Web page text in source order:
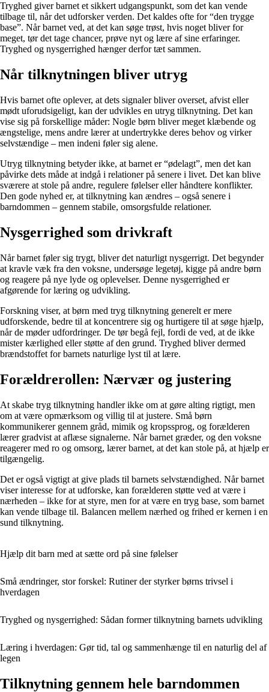
Tryghed giver barnet et sikkert udgangspunkt, som det kan vende
tilbage til, når det udforsker verden. Det kaldes ofte for “den trygge
base”. Når barnet ved, at det kan søge trøst, hvis noget bliver for
meget, tør det tage chancer, prøve nyt og lære af sine erfaringer.
Tryghed og nysgerrighed hænger derfor tæt sammen.
Når tilknytningen bliver utryg
Hvis barnet ofte oplever, at dets signaler bliver overset, afvist eller
mødt uforudsigeligt, kan der udvikles en utryg tilknytning. Det kan
vise sig på forskellige måder: Nogle børn bliver meget klæbende og
ængstelige, mens andre lærer at undertrykke deres behov og virker
selvstændige – men indeni føler sig alene.
Utryg tilknytning betyder ikke, at barnet er “ødelagt”, men det kan
påvirke dets måde at indgå i relationer på senere i livet. Det kan blive
sværere at stole på andre, regulere følelser eller håndtere konflikter.
Den gode nyhed er, at tilknytning kan ændres – også senere i
barndommen – gennem stabile, omsorgsfulde relationer.
Nysgerrighed som drivkraft
Når barnet føler sig trygt, bliver det naturligt nysgerrigt. Det begynder
at kravle væk fra den voksne, undersøge legetøj, kigge på andre børn
og reagere på nye lyde og oplevelser. Denne nysgerrighed er
afgørende for læring og udvikling.
Forskning viser, at børn med tryg tilknytning generelt er mere
udforskende, bedre til at koncentrere sig og hurtigere til at søge hjælp,
når de møder udfordringer. De tør begå fejl, fordi de ved, at de ikke
mister kærlighed eller støtte af den grund. Tryghed bliver dermed
brændstoffet for barnets naturlige lyst til at lære.
Forældrerollen: Nærvær og justering
At skabe tryg tilknytning handler ikke om at gøre alting rigtigt, men
om at være opmærksom og villig til at justere. Små børn
kommunikerer gennem gråd, mimik og kropssprog, og forælderen
lærer gradvist at aflæse signalerne. Når barnet græder, og den voksne
reagerer med ro og omsorg, lærer barnet, at det kan stole på, at hjælp er
tilgængelig.
Det er også vigtigt at give plads til barnets selvstændighed. Når barnet
viser interesse for at udforske, kan forælderen støtte ved at være i
nærheden – ikke for at styre, men for at være en tryg base, som barnet
kan vende tilbage til. Balancen mellem nærhed og frihed er kernen i en
sund tilknytning.
Hjælp dit barn med at sætte ord på sine følelser
Små ændringer, stor forskel: Rutiner der styrker børns trivsel i
hverdagen
Tryghed og nysgerrighed: Sådan former tilknytning barnets udvikling
Læring i hverdagen: Gør tid, tal og sammenhænge til en naturlig del af
legen
Tilknytning gennem hele barndommen